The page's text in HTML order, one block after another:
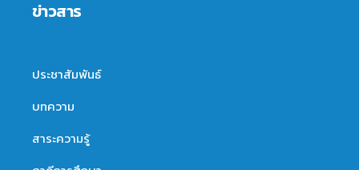
ข่าวสาร
ประชาสัมพันธ์
บทความ
สาระความรู้